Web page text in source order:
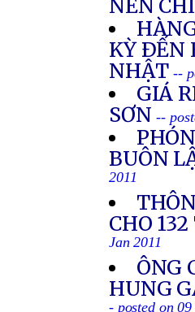
NÊN
KỲ ÐẾN
NHẬT--
GIÁ
SƠN--
BUÔN
2011
CHO
Jan 2011
ÔNG
HUNG